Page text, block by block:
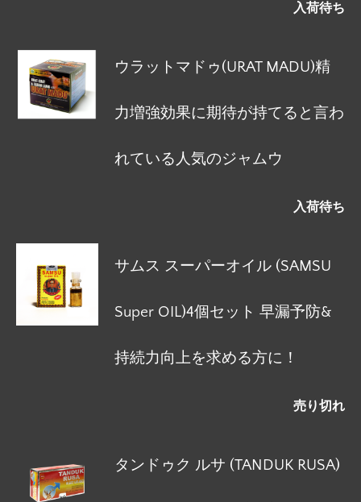
入荷待ち
ウラットマドゥ(URAT MADU)精
力増強効果に期待が持てると言わ
れている人気のジャムウ
入荷待ち
サムス スーパーオイル (SAMSU
Super OIL)4個セット 早漏予防&
持続力向上を求める方に！
売り切れ
タンドゥク ルサ (TANDUK RUSA)